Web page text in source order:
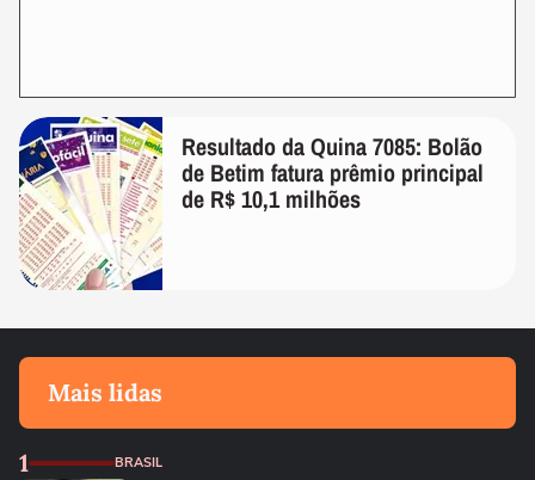
Resultado da Quina 7085: Bolão
de Betim fatura prêmio principal
de R$ 10,1 milhões
Mais lidas
1 BRASIL